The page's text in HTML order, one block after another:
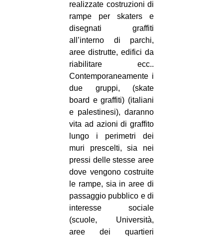
realizzate costruzioni di
rampe per skaters e
disegnati graffiti
all’interno di parchi,
aree distrutte, edifici da
riabilitare ecc..
Contemporaneamente i
due gruppi, (skate
board e graffiti) (italiani
e palestinesi), daranno
vita ad azioni di graffito
lungo i perimetri dei
muri prescelti, sia nei
pressi delle stesse aree
dove vengono costruite
le rampe, sia in aree di
passaggio pubblico e di
interesse sociale
(scuole, Università,
aree dei quartieri